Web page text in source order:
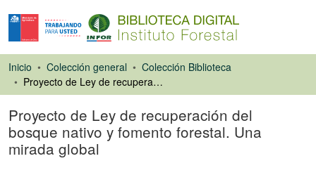
Inicio Colección general
Colección Biblioteca
Proyecto de Ley de recuperación del bosque nativo y fomento forestal. Una mirada global
Proyecto de Ley de recuperación del
bosque nativo y fomento forestal. Una
mirada global